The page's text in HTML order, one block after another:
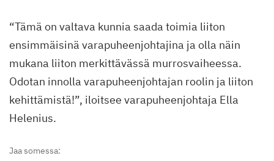
“Tämä on valtava kunnia saada toimia liiton
ensimmäisinä varapuheenjohtajina ja olla näin
mukana liiton merkittävässä murrosvaiheessa.
Odotan innolla varapuheenjohtajan roolin ja liiton
kehittämistä!”, iloitsee varapuheenjohtaja Ella
Helenius.
Jaa somessa: